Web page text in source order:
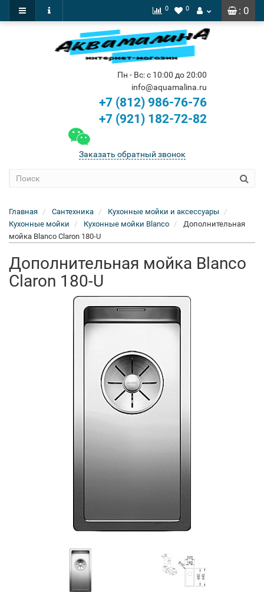
: 0
0 0
Пн - Вс: с 10:00 до 20:00
info@aquamalina.ru
+7 (812) 986-76-76
+7 (921) 182-72-82
Заказать обратный звонок
Главная Сантехника
Кухонные мойки и аксессуары
Кухонные мойки
Кухонные мойки Blanco
Дополнительная
мойка Blanco Claron 180-U
Дополнительная мойка Blanco
Claron 180-U